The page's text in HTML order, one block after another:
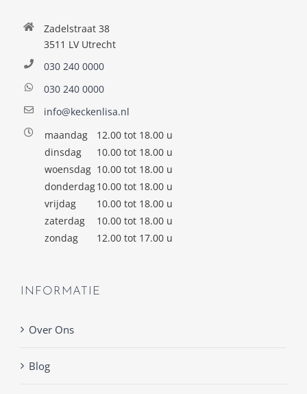
Zadelstraat 38
3511 LV Utrecht
030 240 0000
030 240 0000
info@keckenlisa.nl
maandag
12.00 tot 18.00 u
dinsdag
10.00 tot 18.00 u
woensdag 10.00 tot 18.00 u
donderdag10.00 tot 18.00 u
vrijdag
10.00 tot 18.00 u
zaterdag
10.00 tot 18.00 u
zondag
12.00 tot 17.00 u
INFORMATIE
Over Ons
Blog